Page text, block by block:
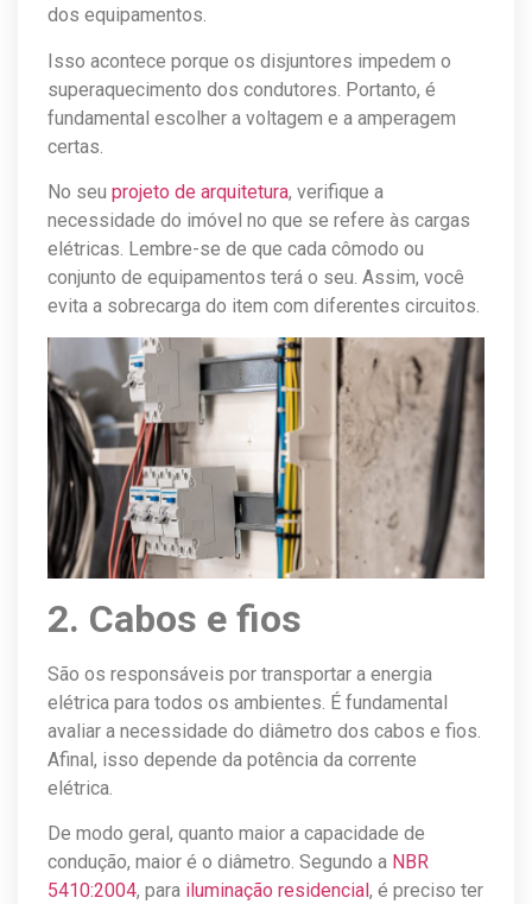
dos equipamentos.
Isso acontece porque os disjuntores impedem o
superaquecimento dos condutores. Portanto, é
fundamental escolher a voltagem e a amperagem
certas.
No seu projeto de arquitetura, verifique a
necessidade do imóvel no que se refere às cargas
elétricas. Lembre-se de que cada cômodo ou
conjunto de equipamentos terá o seu. Assim, você
evita a sobrecarga do item com diferentes circuitos.
2. Cabos e fios
São os responsáveis por transportar a energia
elétrica para todos os ambientes. É fundamental
avaliar a necessidade do diâmetro dos cabos e fios.
Afinal, isso depende da potência da corrente
elétrica.
De modo geral, quanto maior a capacidade de
condução, maior é o diâmetro. Segundo a NBR
5410:2004, para iluminação residencial , é preciso ter